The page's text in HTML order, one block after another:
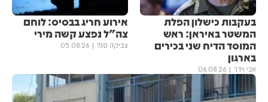
בעקבות כישלון הפלת
המשטר באיראן: ראש
המוסד הדיח שני בכירים
בארגון
אבי וידר 06.08.26
אירוע חריג בבסיס: לוחם
צה"ל נפצע קשה מירי
צביקה סגל 05.08.26